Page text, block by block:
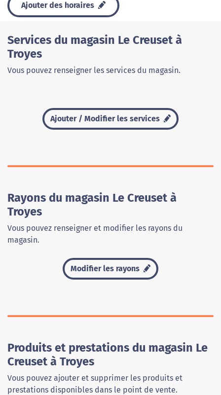
Ajouter des horaires
Services du magasin Le Creuset à
Troyes
Vous pouvez renseigner les services du magasin.
Ajouter / Modifier les services
Rayons du magasin Le Creuset à
Troyes
Vous pouvez renseigner et modifier les rayons du
magasin.
Modifier les rayons
Produits et prestations du magasin Le
Creuset à Troyes
Vous pouvez ajouter et supprimer les produits et
prestations disponibles dans le point de vente.